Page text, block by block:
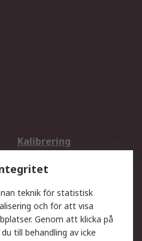
Kalibrering
Teknisk Support
Exportlösningar
teknik för statistisk
och för att visa
Genom att klicka på
till behandling av icke